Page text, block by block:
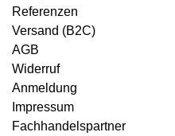
Referenzen
Versand (B2C)
AGB
Widerruf
Anmeldung
Impressum
Fachhandelspartner